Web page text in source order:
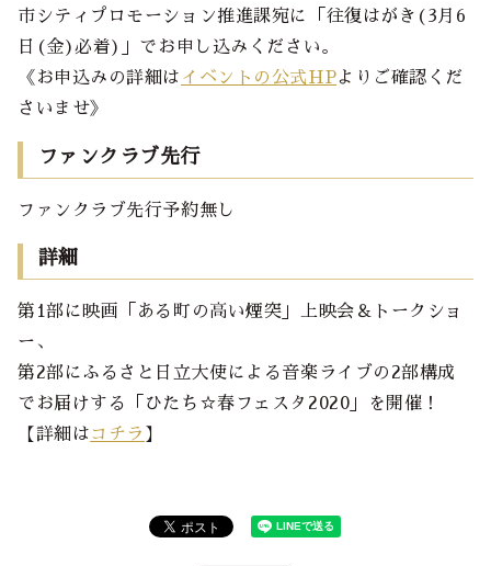
市シティプロモーション推進課宛に「往復はがき(3月6
日(金)必着)」でお申し込みください。
《お申込みの詳細は イベントの公式HPよりご確認くだ
さいませ》
ファンクラブ先行
ファンクラブ先行予約無し
詳細
第1部に映画「ある町の高い煙突」上映会＆トークショ
ー、
第2部にふるさと日立大使による音楽ライブの2部構成
でお届けする「ひたち☆春フェスタ2020」を開催！
【詳細は コチラ 】